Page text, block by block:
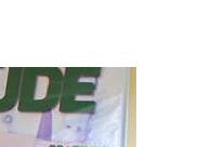
Defesa Civil